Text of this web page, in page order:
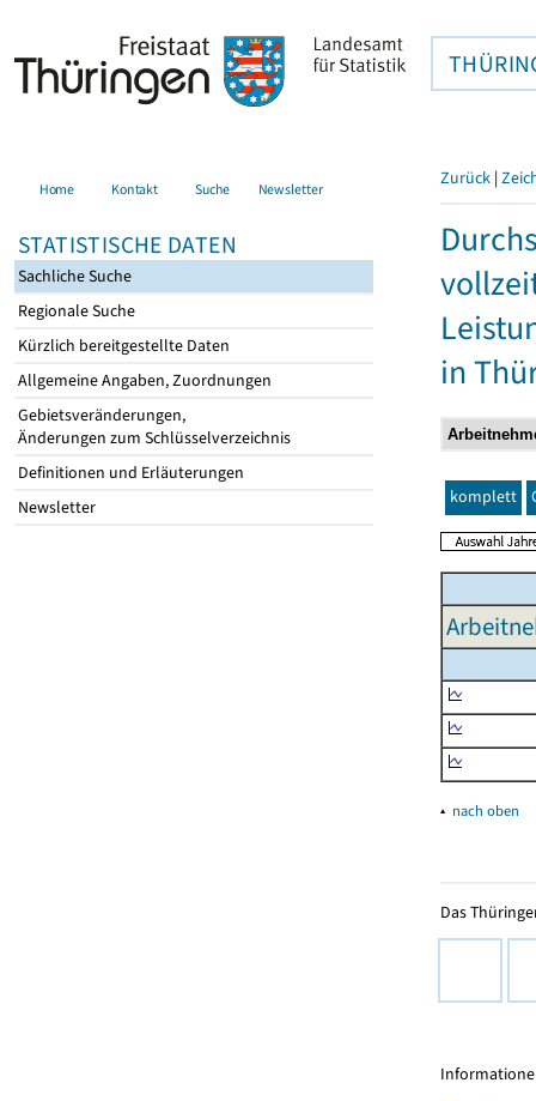
Home Kontakt Suche Newsletter
STATISTISCHE DATEN
Sachliche Suche
Regionale Suche
Kürzlich bereitgestellte Daten
Allgemeine Angaben, Zuordnungen
Gebietsveränderungen,
Änderungen zum Schlüsselverzeichnis
Definitionen und Erläuterungen
Newsletter
Zurück |
in
komplett
▴ nach oben
Das